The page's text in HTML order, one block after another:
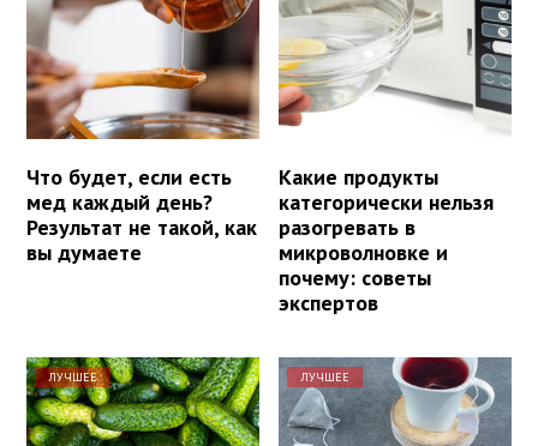
Что будет, если есть
мед каждый день?
Результат не такой, как
вы думаете
Какие продукты
категорически нельзя
разогревать в
микроволновке и
почему: советы
экспертов
ЛУЧШЕЕ ЛУЧШЕЕ